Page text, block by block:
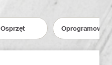
Osprzęt